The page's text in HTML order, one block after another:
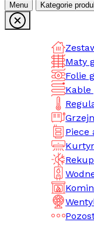
Menu Kategorie
Maty
Folie
Kable
Piece